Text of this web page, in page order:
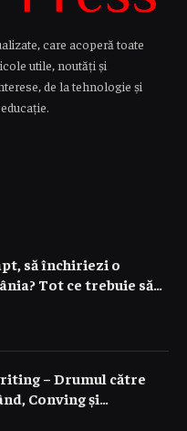
care acoperă toate
utile, noutăți și
de la tehnologie și
să închiriezi o
Tot ce trebuie să
– Drumul către
Conving și
Puternice